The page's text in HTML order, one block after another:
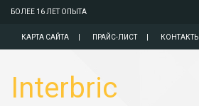
БОЛЕЕ 16 ЛЕТ ОПЫТА
КАРТА САЙТА ПРАЙС-ЛИСТ КОНТАКТЫ
Interbric